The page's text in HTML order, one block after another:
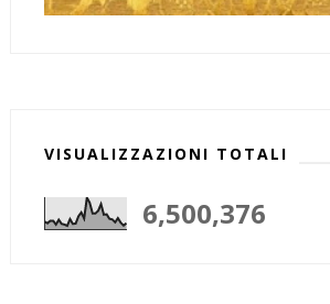
VISUALIZZAZIONI TOTALI
6,500,376